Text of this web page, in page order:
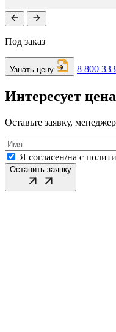
Под заказ
Узнать цену 8 800
Интересует
Оставьте заявку,
Я согласен/на с
Оставить заявку